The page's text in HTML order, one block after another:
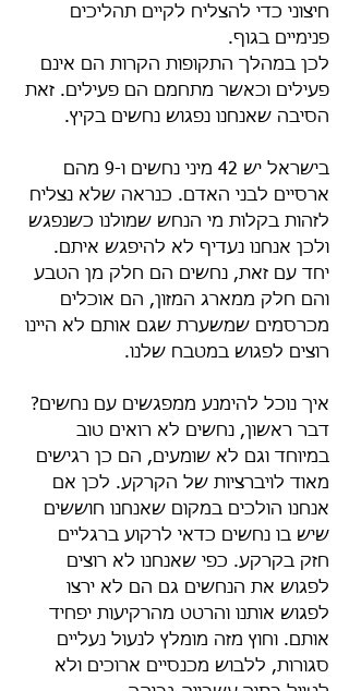
חיצוני כדי להצליח לקיים תהליכים
פנימיים בגוף.
לכן במהלך התקופות הקרות הם אינם
פעילים וכאשר מתחמם הם פעילים. זאת
הסיבה שאנחנו נפגוש נחשים בקיץ.
בישראל יש 42 מיני נחשים ו-9 מהם
ארסיים לבני האדם. כנראה שלא נצליח
לזהות בקלות מי הנחש שמולנו כשנפגש
ולכן אנחנו נעדיף לא להיפגש איתם.
יחד עם זאת, נחשים הם חלק מן הטבע
והם חלק ממארג המזון, הם אוכלים
מכרסמים שמשערת שגם אותם לא היינו
רוצים לפגוש במטבח שלנו.
איך נוכל להימנע ממפגשים עם נחשים?
דבר ראשון, נחשים לא רואים טוב
במיוחד וגם לא שומעים, הם כן רגישים
מאוד לויברציות של הקרקע. לכן אם
אנחנו הולכים במקום שאנחנו חוששים
שיש בו נחשים כדאי לרקוע ברגליים
חזק בקרקע. כפי שאנחנו לא רוצים
לפגוש את הנחשים גם הם לא ירצו
לפגוש אותנו והרטט מהרקיעות יפחיד
אותם. וחוץ מזה מומלץ לנעול נעליים
סגורות, ללבוש מכנסיים ארוכים ולא